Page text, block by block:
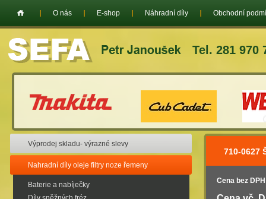
Tel. 281 970
O nás E-shop Náhradní díly Obchodní
Výprodej skladu- výrazné slevy
Nahradní díly oleje filtry noze řemeny
Baterie a nabíječky
710-0627
Cena bez